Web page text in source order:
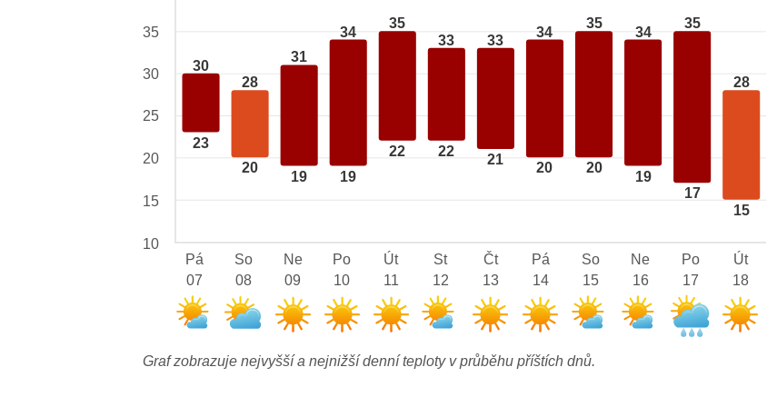
30
23
28
20
31
19
34
19
35
22
33
22
33
21
34
20
35
20
34
19
35
17
28
15
35
30
25
20
15
10
Pá
07
So
08
Ne
09
Po
10
Út
11
St
12
Čt
13
Pá
14
So
15
Ne
16
Po
17
Út
18
Graf zobrazuje nejvyšší a nejnižší denní teploty v průběhu příštích dnů.